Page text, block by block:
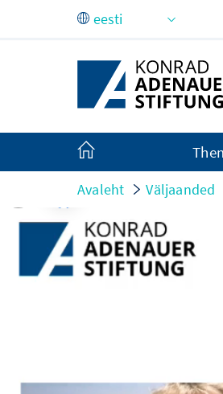
Skip to Main Content
Avaleht Väljaanded